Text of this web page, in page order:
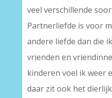
veel verschillende
Partnerliefde is voor
andere liefde dan die
vrienden en
kinderen voel ik weer
daar zit ook het